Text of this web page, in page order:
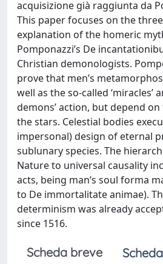
acquisizione già raggiunta da
This paper focuses on the
explanation of the homeric
Pomponazzi’s De
Christian demonologists.
prove that men’s
well as the so-called ‘miracles’
demons’ action, but depend
the stars. Celestial bodies
impersonal) design of eternal
sublunary species. The
Nature to universal causality
acts, being man’s soul forma
to De immortalitate animae).
determinism was already
since 1516.
Scheda breve